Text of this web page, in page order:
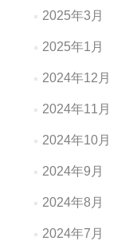
2025年3月
2025年1月
2024年12月
2024年11月
2024年10月
2024年9月
2024年8月
2024年7月